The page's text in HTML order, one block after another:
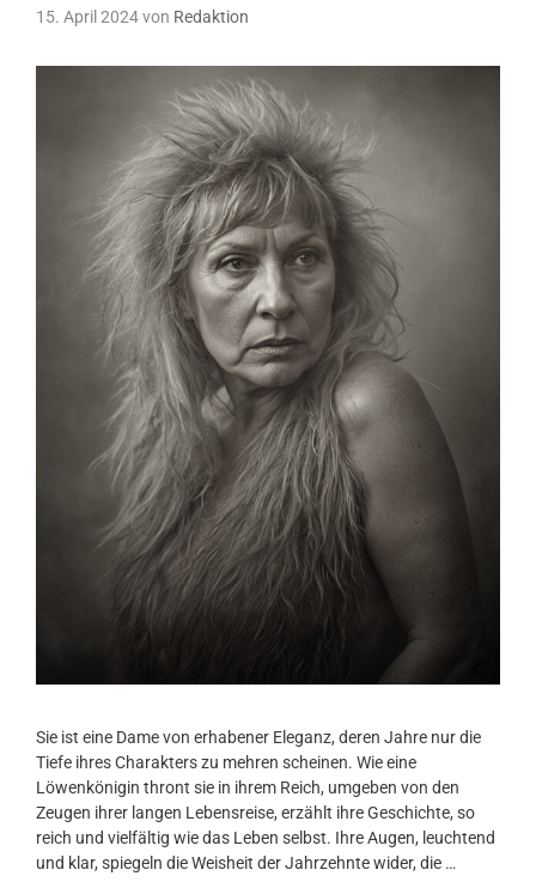
15. April 2024von Redaktion
Sie ist eine Dame von erhabener Eleganz, deren Jahre nur die
Tiefe ihres Charakters zu mehren scheinen. Wie eine
Löwenkönigin thront sie in ihrem Reich, umgeben von den
Zeugen ihrer langen Lebensreise, erzählt ihre Geschichte, so
reich und vielfältig wie das Leben selbst. Ihre Augen, leuchtend
und klar, spiegeln die Weisheit der Jahrzehnte wider, die …